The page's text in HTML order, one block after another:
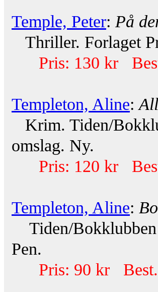
Temple, Peter: På
Thriller. Forlaget
Pris: 130 kr
Templeton, Aline:
Krim. Tiden/
omslag. Ny.
Pris: 120 kr
Templeton, Aline:
Tiden/Bokklubben
Pen.
Pris: 90 kr